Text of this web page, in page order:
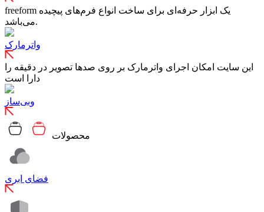
freeform یک ابزار حرفه‌ای برای ساخت انواع فرم‌های پیچیده
می‌باشد.
واترمارک
این سایت امکان اجرای واترمارک بر روی صدها تصویر در دقیقه را
دارا است
وبی‌ساز
محصولات
فضای ابری